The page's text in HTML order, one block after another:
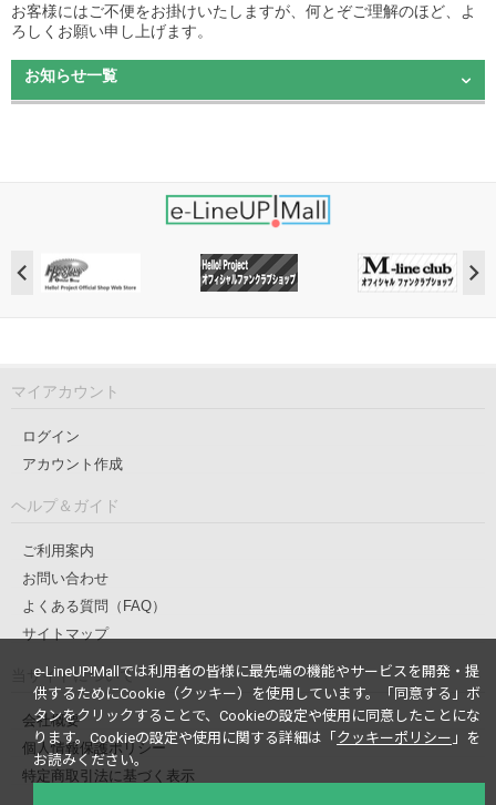
お客様にはご不便をお掛けいたしますが、何とぞご理解のほど、よ
ろしくお願い申し上げます。
お知らせ一覧
マイアカウント
ログイン
アカウント作成
ヘルプ＆ガイド
ご利用案内
お問い合わせ
よくある質問（FAQ）
サイトマップ
当サイトについて
会社概要
個人情報保護ポリシー
特定商取引法に基づく表示
e-LineUP!Mallでは利用者の皆様に最先端の機能やサービスを開発・提
供するためにCookie（クッキー）を使用しています。
「同意する」ボ
タンをクリックすることで、Cookieの設定や使用に同意したことにな
ります。Cookieの設定や使用に関する詳細は「 クッキーポリシー 」を
お読みください。